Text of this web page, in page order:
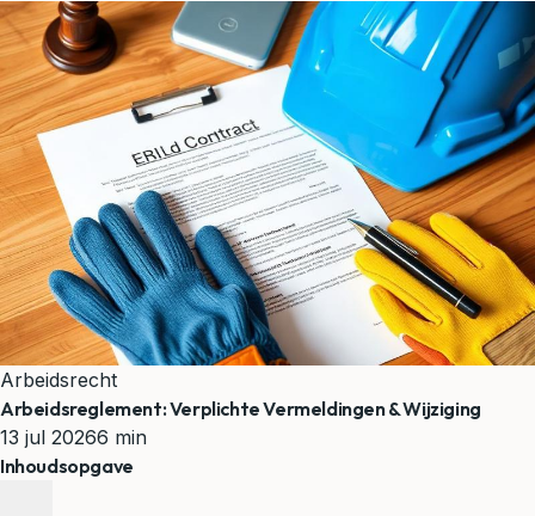
Arbeidsrecht
Arbeidsreglement: Verplichte Vermeldingen & Wijziging
13 jul 20266 min
Inhoudsopgave